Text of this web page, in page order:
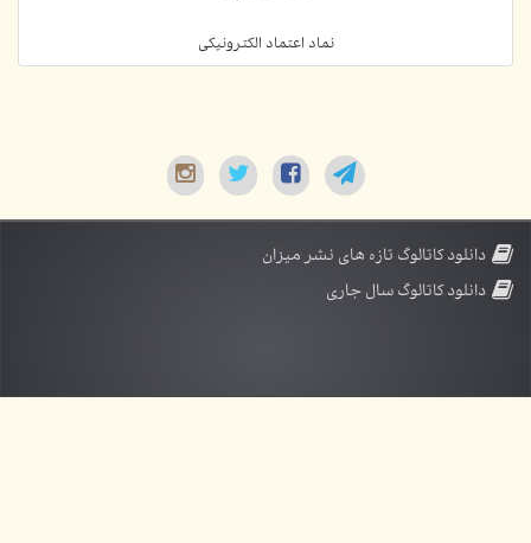
نماد اعتماد الکترونیکی
دانلود کاتالوگ تازه های نشر میزان
دانلود کاتالوگ سال جاری